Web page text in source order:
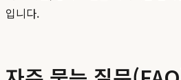
입니다.